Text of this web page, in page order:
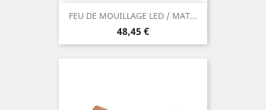
FEU DE MOUILLAGE LED / MAT...
Prix
48,45 €